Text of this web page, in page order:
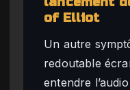
of Elliot
Un autre
redoutable
entendre